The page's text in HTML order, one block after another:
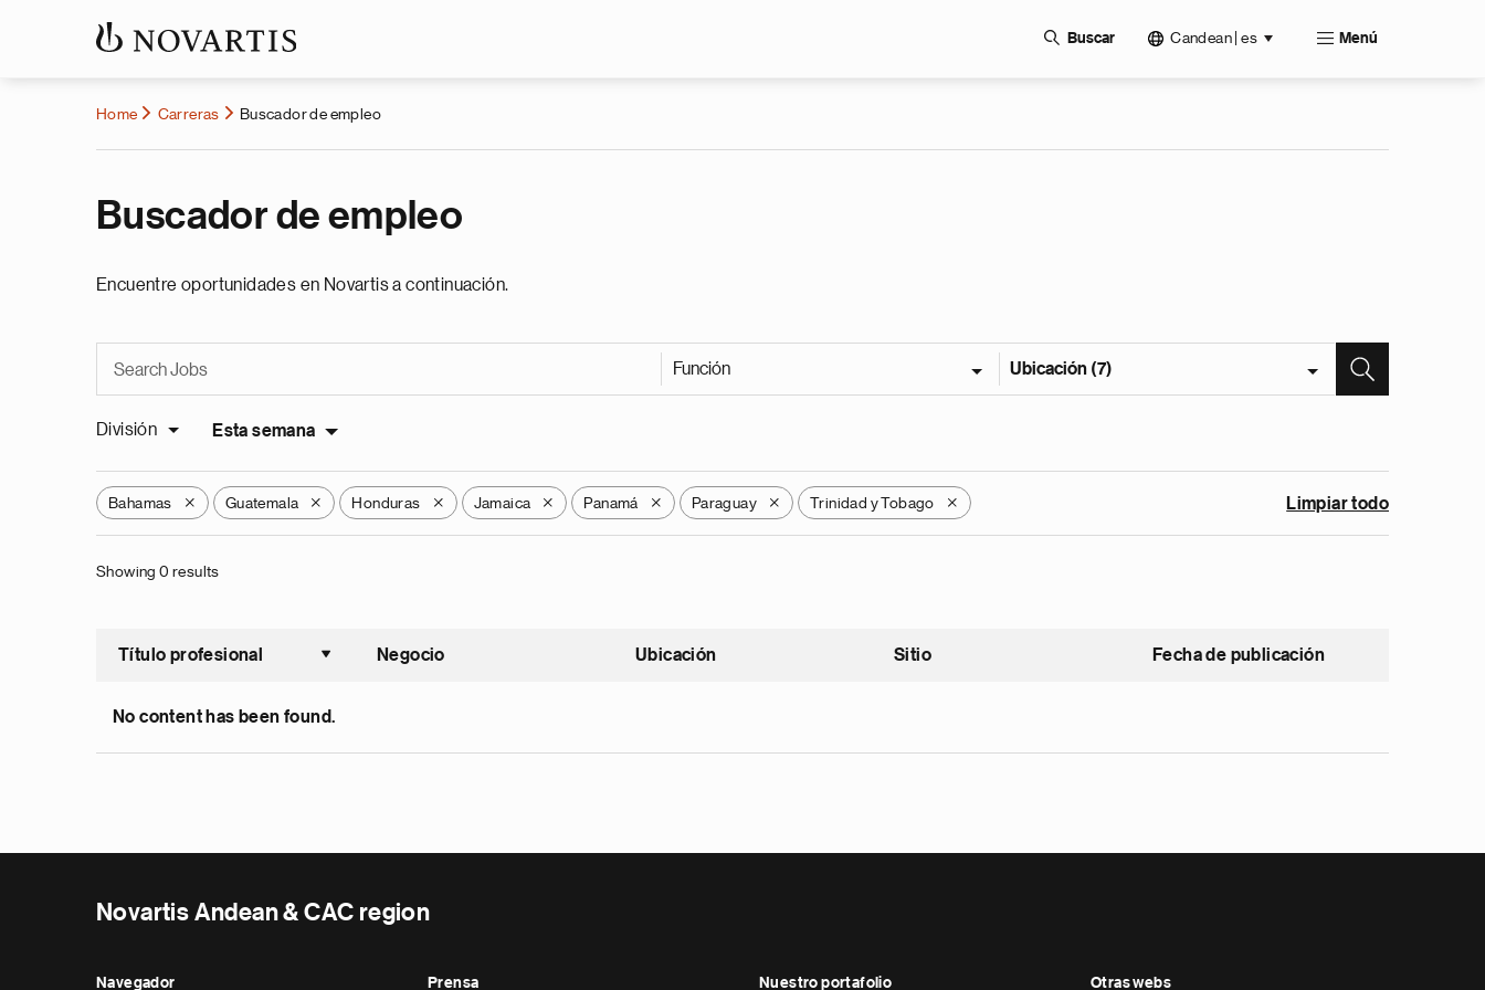
Buscar Candean | es Menú
Home Carreras Buscador de empleo
Buscador de empleo
Encuentre oportunidades en Novartis a continuación.
Función Ubicación (7)
División Esta semana
Bahamas X Guatemala X Honduras X Jamaica X Panamá X Paraguay X Trinidad y Tobago X Limpiar todo
Showing 0 results
Título profesional
Ordenar ascendente
Negocio Ubicación Sitio Fecha de publicación
No content has been found.
Novartis Andean & CAC region
Navegador Prensa Nuestro portafolio Otras webs